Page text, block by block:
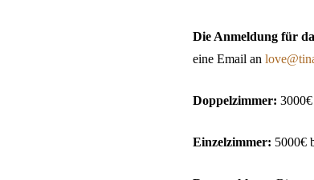
Die Anmeldung für
eine Email an
Doppelzimmer:
Einzelzimmer: 5000€